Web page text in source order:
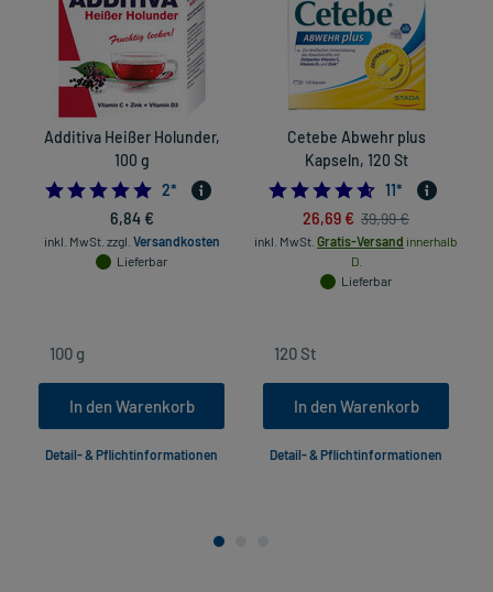
Additiva Heißer Holunder,
100 g
5.0
2*
6,84 €
inkl. MwSt. zzgl. Versandkosten
Lieferbar
In den Warenkorb
Detail- & Pflichtinformationen
Cetebe Abwehr plus
Kapseln, 120 St
11*
26,69 € 39,99 €
inkl. MwSt. Gratis-Versand innerhalb
D.
Lieferbar
In den Warenkorb
Detail- & Pflichtinformationen